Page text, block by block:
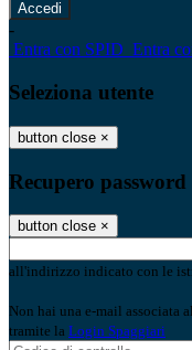
-
Entra con SPID Entra
Seleziona utente
button close ×
Recupero password
button close ×
all'indirizzo indicato con le
Non hai una e-mail associata
tramite la Login Spaggiari